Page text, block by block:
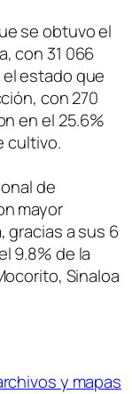
se obtuvo el
con 31 066
estado que
con 270
en el 25.6%
cultivo.
de
mayor
gracias a sus 6
9.8% de la
Sinaloa
y mapas